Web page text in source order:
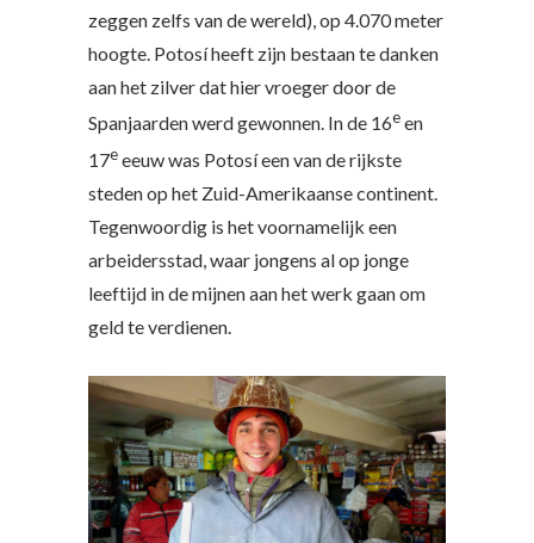
zeggen zelfs van de wereld), op 4.070 meter
hoogte. Potosí heeft zijn bestaan te danken
aan het zilver dat hier vroeger door de
Spanjaarden werd gewonnen. In de 16een
17eeeuw was Potosí een van de rijkste
steden op het Zuid-Amerikaanse continent.
Tegenwoordig is het voornamelijk een
arbeidersstad, waar jongens al op jonge
leeftijd in de mijnen aan het werk gaan om
geld te verdienen.